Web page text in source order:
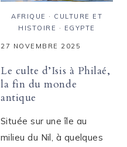
AFRIQUE · CULTURE ET
HISTOIRE · EGYPTE
27 NOVEMBRE 2025
Le culte d’Isis à Philaé,
la fin du monde
antique
Située sur une île au
milieu du Nil, à quelques